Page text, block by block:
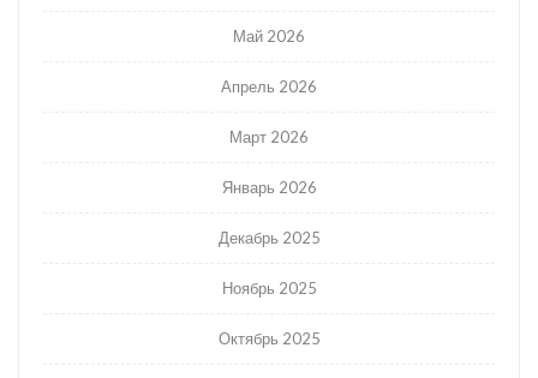
Май 2026
Апрель 2026
Март 2026
Январь 2026
Декабрь 2025
Ноябрь 2025
Октябрь 2025